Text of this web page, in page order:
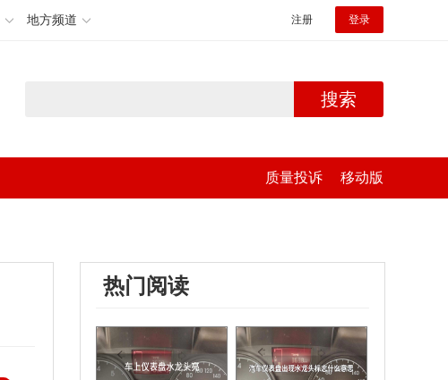
地方频道 注册 登录
搜索
质量投诉 移动版
热门阅读